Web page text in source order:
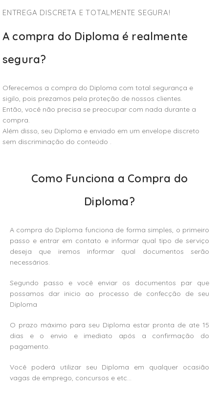
ENTREGA DISCRETA E TOTALMENTE SEGURA!
A compra do Diploma é realmente
segura?
Oferecemos a compra do Diploma com total segurança e
sigilo, pois prezamos pela proteção de nossos clientes.
Então, você não precisa se preocupar com nada durante a
compra.
Além disso, seu Diploma e enviado em um envelope discreto
sem discriminação do conteúdo .
Como Funciona a Compra do
Diploma?
A compra do Diploma funciona de forma simples, o primeiro
passo e entrar em contato e informar qual tipo de serviço
deseja que iremos informar qual documentos serão
necessários.
Segundo passo e você enviar os documentos par que
possamos dar inicio ao processo de confecção de seu
Diploma
O prazo máximo para seu Diploma estar pronta de ate 15
dias e o envio e imediato após a confirmação do
pagamento.
Você poderá utilizar seu Diploma em qualquer ocasião
vagas de emprego, concursos e etc…